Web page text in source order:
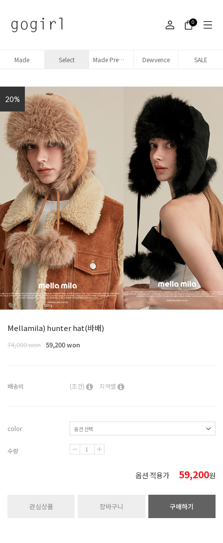
0
Made Select Made Premium denim Dewvence SALE
20%
Mellamila) hunter hat(바배)
74,000 won 59,200 won
배송비 (조건) 지역별
color
수량
옵션 적용가 59,200원
관심상품 장바구니 구매하기